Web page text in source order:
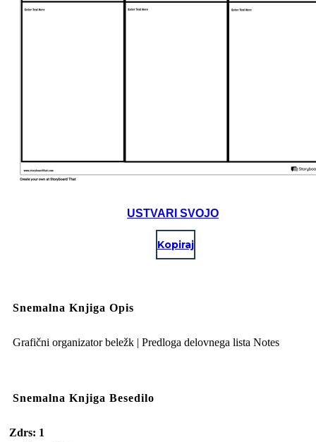
USTVARI SVOJO
Kopiraj
Snemalna Knjiga Opis
Grafični organizator beležk | Predloga delovnega lista Notes
Snemalna Knjiga Besedilo
Zdrs: 1